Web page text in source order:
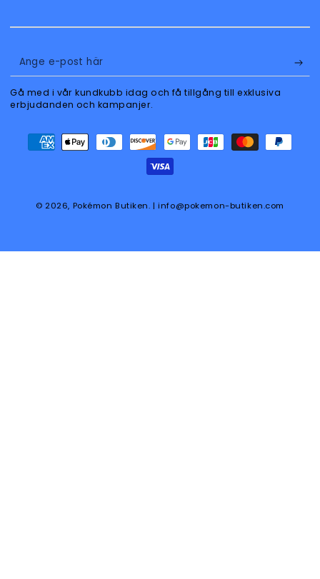
Ange
e-
post
Gå med i vår kundkubb idag och få tillgång till exklusiva
erbjudanden och kampanjer.
© 2026, Pokémon Butiken. | info@pokemon-butiken.com
Betalningsmetoder